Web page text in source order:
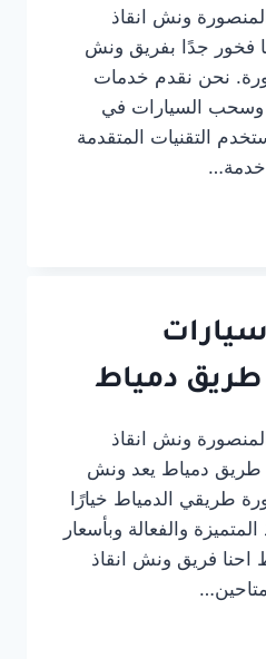
ونش انقاذ
فخور جدًا بفريق ونش
نحن نقدم خدمات
وسحب السيارات في
التقنيات المتقدمة
خدمة…
طريق دمياط
ونش انقاذ
طريق دمياط يعد ونش
طريقي الدمياط خيارًا
المتميزة والفعالة وبأسعار
احنا فريق ونش انقاذ